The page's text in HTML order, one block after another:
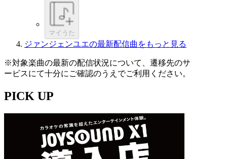
マイうた
ジァンジェンユエの最新配信曲をもっと見る
※対象楽曲の最新の配信状況について、遷移先のサ
ービスにて十分にご確認のうえでご利用ください。
PICK UP